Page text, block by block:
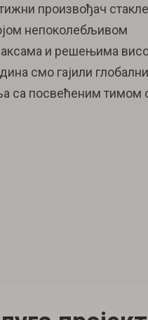
произвођач
непоколебљивом
и решењима
смо гајили глобални
са посвећеним тимом